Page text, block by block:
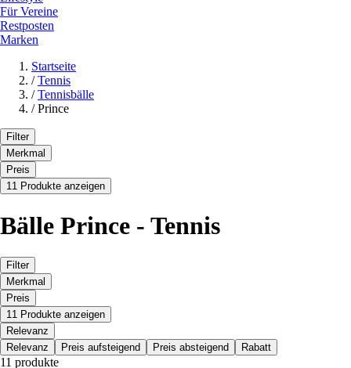
Für Vereine
Restposten
Marken
Startseite
/ Tennis
/ Tennisbälle
/ Prince
Filter
Merkmal
Preis
11 Produkte anzeigen
Bälle Prince - Tennis
Filter
Merkmal
Preis
11 Produkte anzeigen
Relevanz
Relevanz
Preis aufsteigend Preis absteigend Rabatt
11 produkte